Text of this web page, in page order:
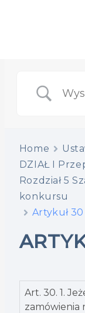
Home
DZIAŁ I
Rozdział 5
konkursu
Artykuł 30
Art. 30. 1.
zamówienia